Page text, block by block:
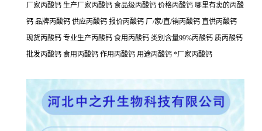
厂家丙酸钙 生产厂家丙酸钙 食品级丙酸钙 价格丙酸钙 哪里有卖的丙酸
钙 品牌丙酸钙 供应丙酸钙 报价丙酸钙 厂/家/直/销丙酸钙 直供丙酸钙
现货丙酸钙 专业生产丙酸钙 食用丙酸钙 类别含量99%丙酸钙 质丙酸钙
批发丙酸钙 食用丙酸钙 作用丙酸钙 用途丙酸钙 *厂家丙酸钙